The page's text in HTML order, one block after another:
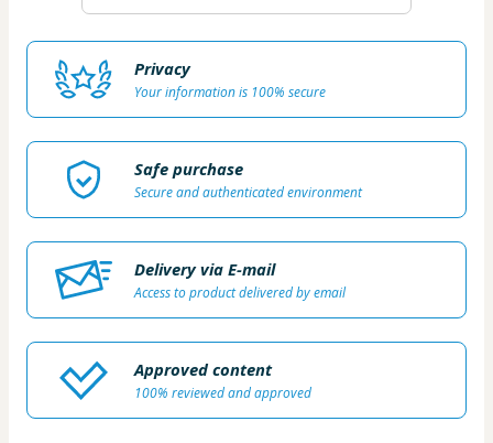
Privacy
Your information is 100% secure
Safe purchase
Secure and authenticated environment
Delivery via E-mail
Access to product delivered by email
Approved content
100% reviewed and approved